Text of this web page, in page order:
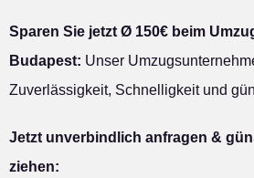
Sparen Sie jetzt Ø 150€ beim
Budapest: Unser
Zuverlässigkeit, Schnelligkeit und
Jetzt unverbindlich anfragen &
ziehen: